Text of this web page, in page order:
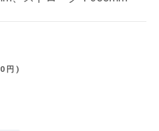
円 )